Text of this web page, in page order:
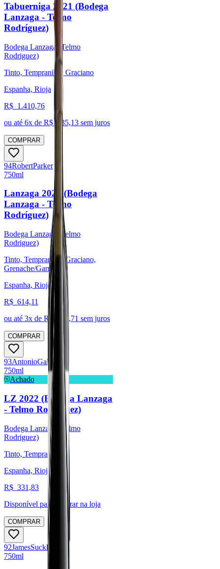
Tabuerniga 2021 (Bodega
Lanzaga - Telmo
Rodríguez)
Bodega Lanzaga (Telmo
Rodriguez)
Tinto, Tempranillo, Graciano
Espanha, Rioja
R$ 1.410,76
ou até 6x de R$ 235,13 sem juros
COMPRAR
94RobertParker
750ml
Lanzaga 2020 (Bodega
Lanzaga - Telmo
Rodríguez)
Bodega Lanzaga (Telmo
Rodriguez)
Tinto, Tempranillo, Graciano,
Grenache/Garnacha
Espanha, Rioja
R$ 614,11
ou até 3x de R$ 204,71 sem juros
COMPRAR
93AntonioGalloni
750ml
Achado
LZ 2022 (Bodega Lanzaga
- Telmo Rodríguez)
Bodega Lanzaga (Telmo
Rodriguez)
Tinto, Tempranillo
Espanha, Rioja
R$ 331,83
Disponível para:
Retirar na loja
COMPRAR
92JamesSuckling
750ml